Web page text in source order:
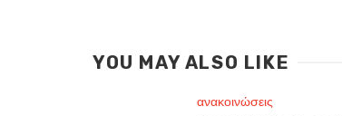
YOU MAY ALSO LIKE
ανακοινώσεις